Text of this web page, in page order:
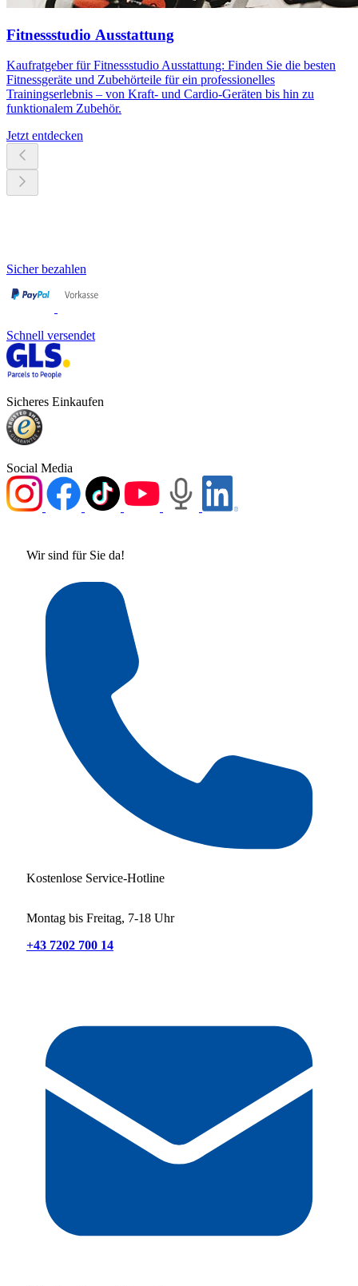
Fitnessstudio Ausstattung
Kaufratgeber für Fitnessstudio Ausstattung: Finden Sie die besten
Fitnessgeräte und Zubehörteile für ein professionelles
Trainingserlebnis – von Kraft- und Cardio-Geräten bis hin zu
funktionalem Zubehör.
Jetzt entdecken
Sicher bezahlen
Schnell versendet
Sicheres Einkaufen
Social Media
Wir sind für Sie da!
Kostenlose Service-Hotline
Montag bis Freitag, 7-18 Uhr
+43 7202 700 14